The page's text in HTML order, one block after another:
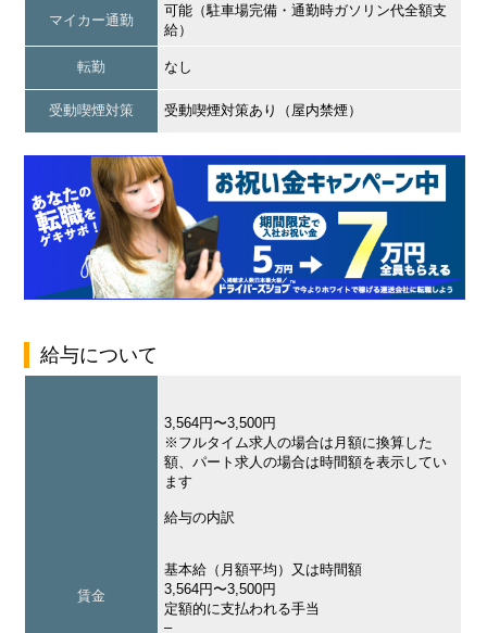
マイカー通勤
可能（駐車場完備・通勤時ガソリン代全額支
給）
転勤 なし
受動喫煙対策 受動喫煙対策あり（屋内禁煙）
給与について
賃金
3,564円〜3,500円
※フルタイム求人の場合は月額に換算した
額、パート求人の場合は時間額を表示してい
ます
給与の内訳
基本給（月額平均）又は時間額
3,564円〜3,500円
定額的に支払われる手当
–